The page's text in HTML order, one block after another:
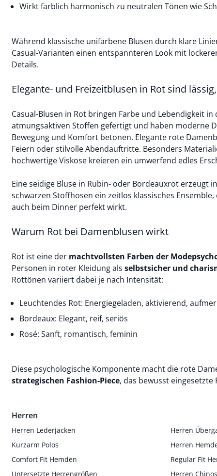
Wirkt farblich harmonisch zu neutralen Tönen wie
Während klassische unifarbene Blusen durch klare
Casual-Varianten einen entspannteren Look mit
Details.
Elegante- und Freizeitblusen in Rot sind
Casual-Blusen in Rot bringen Farbe und Lebendigkeit in
atmungsaktiven Stoffen gefertigt und haben moderne
Bewegung und Komfort betonen. Elegante rote
Feiern oder stilvolle Abendauftritte. Besonders
hochwertige Viskose kreieren ein umwerfend edles
Eine seidige Bluse in Rubin- oder Bordeauxrot erzeugt
schwarzen Stoffhosen ein zeitlos klassisches
auch beim Dinner perfekt wirkt.
Warum Rot bei Damenblusen wirkt
Rot ist eine der machtvollsten Farben der
Personen in roter Kleidung als selbstsicher und
Rottönen variiert dabei je nach Intensität:
Leuchtendes Rot: Energiegeladen, aktivierend,
Bordeaux: Elegant, reif, seriös
Rosé: Sanft, romantisch, feminin
Diese psychologische Komponente macht die rote
strategischen Fashion-Piece, das bewusst
Herren
Herren Lederjacken
Herren
Kurzarm Polos
Herren
Comfort Fit Hemden
Regular Fit
Untersetzte Herrengrößen
Herren Chinos